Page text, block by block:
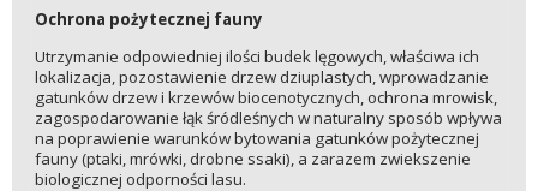
Ochrona pożytecznej fauny
Utrzymanie odpowiedniej ilości budek lęgowych, właściwa ich
lokalizacja, pozostawienie drzew dziuplastych, wprowadzanie
gatunków drzew i krzewów biocenotycznych, ochrona mrowisk,
zagospodarowanie łąk śródleśnych w naturalny sposób wpływa
na poprawienie warunków bytowania gatunków pożytecznej
fauny (ptaki, mrówki, drobne ssaki), a zarazem zwiekszenie
biologicznej odporności lasu.